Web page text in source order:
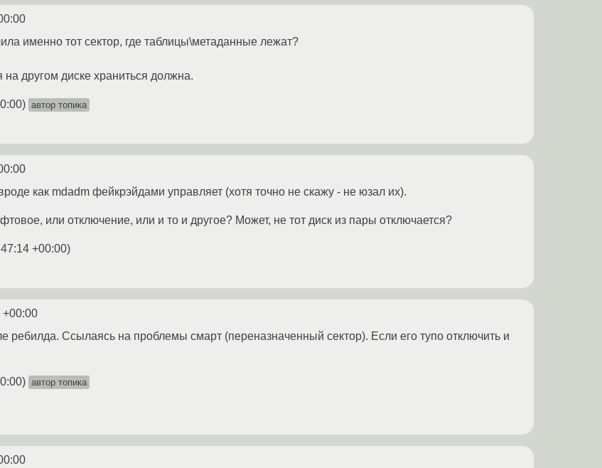
именно тот сектор, где таблицы\метаданные лежат?
другом диске храниться должна.
) автор топика
как mdadm фейкрэйдами управляет (хотя точно не скажу - не юзал их).
или отключение, или и то и другое? Может, не тот диск из пары отключается?
+00:00)
+00:00
ребилда. Ссылаясь на проблемы смарт (переназначенный сектор). Если его тупо отключить и
) автор топика